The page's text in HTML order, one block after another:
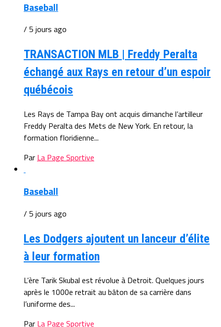
Baseball
/ 5 jours ago
TRANSACTION MLB | Freddy Peralta
échangé aux Rays en retour d’un espoir
québécois
Les Rays de Tampa Bay ont acquis dimanche l’artilleur
Freddy Peralta des Mets de New York. En retour, la
formation floridienne...
Par La Page Sportive
Baseball
/ 5 jours ago
Les Dodgers ajoutent un lanceur d’élite
à leur formation
L’ère Tarik Skubal est révolue à Detroit. Quelques jours
après le 1000e retrait au bâton de sa carrière dans
l’uniforme des...
Par La Page Sportive